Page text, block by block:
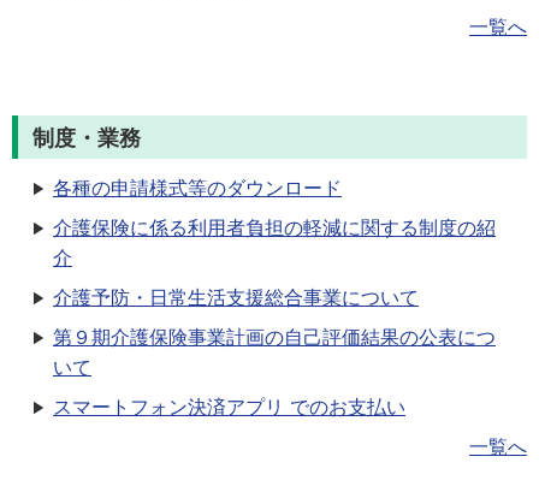
一覧へ
制度・業務
各種の申請様式等のダウンロード
介護保険に係る利用者負担の軽減に関する制度の紹
介
介護予防・日常生活支援総合事業について
第９期介護保険事業計画の自己評価結果の公表につ
いて
スマートフォン決済アプリ でのお支払い
一覧へ